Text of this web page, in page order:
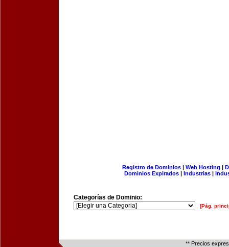
Registro de Dominios| Web Hosting |
Dominios Expirados | Industrias |
Categorías de Dominio:
[Pág.
** Precios